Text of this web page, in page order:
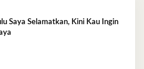
Saya Selamatkan, Kini Kau Ingin